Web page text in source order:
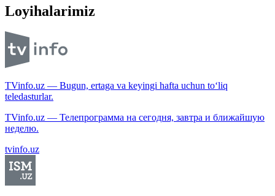
Loyihalarimiz
TVinfo.uz — Bugun, ertaga va keyingi hafta uchun to‘liq
teledasturlar.
TVinfo.uz — Телепрограмма на сегодня, завтра и ближайшую
неделю.
tvinfo.uz